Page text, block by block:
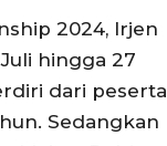
2024, Irjen
hingga 27
dari peserta
Sedangkan